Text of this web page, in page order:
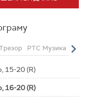
РТС Музика РТС
15-20 (R)
16-20 (R)